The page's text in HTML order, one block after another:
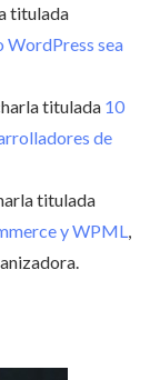
titulada
WordPress sea
titulada 10
de
titulada
y WPML,